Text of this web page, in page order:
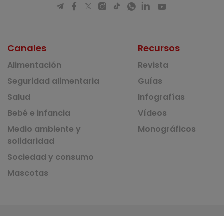
Canales
Alimentación
Seguridad alimentaria
Salud
Bebé e infancia
Medio ambiente y
solidaridad
Sociedad y consumo
Mascotas
Recursos
Revista
Guías
Infografías
Vídeos
Monográficos